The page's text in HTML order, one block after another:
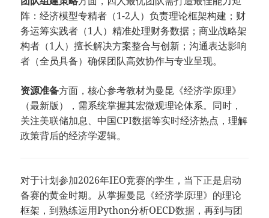
阵：经济模型专精者（1-2人）负责理论框架构建；财
务运筹实践者（1人）精准处理财务数据；商业战略架
构者（1人）擅长解决方案整合与创新；沟通表达影响
者（全员具备）确保团队高效协作与专业呈现。
资源准备方面，核心参考教材为曼昆《经济学原理》
（最新版），需系统掌握其宏微观理论体系。同时，
关注美联储加息、中国CPI数据等实时经济热点，理解
政策背后的经济学逻辑。
对于计划参加2026年IEO竞赛的学生，当下正是启动
备赛的黄金时期。从掌握曼昆《经济学原理》的理论
框架，到熟练运用Python分析OECD数据，再到与团